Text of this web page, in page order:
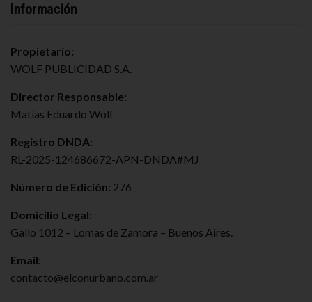
Información
Propietario:
WOLF PUBLICIDAD S.A.
Director Responsable:
Matías Eduardo Wolf
Registro DNDA:
RL-2025-124686672-APN-DNDA#MJ
Número de Edición: 276
Domicilio Legal:
Gallo 1012 – Lomas de Zamora – Buenos Aires.
Email:
contacto@elconurbano.com.ar